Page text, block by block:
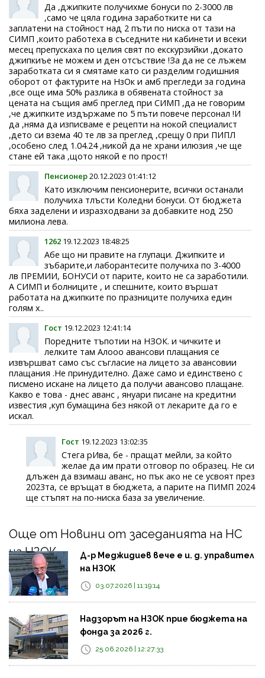
Да ,джипките получихме бонуси по 2-3000 лв
,само че цяла година заработките ни са
заплатени на стойност над 2 пъти по ниска от тази на
СИМП ,които работеха в съседните ни кабинети и всеки
месец препускаха по целия свят по екскурзийки ,докато
джипкиъе не можем и ден отсъствие !За да не се лъжем
заработката си я смятаме като си разделим годишния
оборот от фактурите на НзОк и амб прегледи за година
,все още има 50% разлика в обявената стойност за
цената на същия амб преглед при СИМП ,да не говорим
,че джипките издържаме по 5 пъти повече персонал !И
да ,няма да изписваме е рецепти на нокой специалист
,дето си взема 40 те лв за преглед ,срещу 0 при ПИПЛ
,особено след 1.04.24 ,никой да не храни илюзия ,че ще
стане ей така ,щото някой е по прост!
Пенсионер20.12.2023 01:41:12
Като изключим пенсионерите, всички останали
получиха тлъсти Коледни бонуси. От бюджета
бяха заделени и изразходвани за добавките нод 250
милиона лева.
1262 19.12.2023 18:48:25
Aбе що ни правите на глупаци. Джипките и
зъбарите,и лаборантесите получиха по 3-4000
лв ПРЕМИИ, БОНУСИ от парите, които не са заработили.
А СИМП и болниците , и спешните, които вършат
работата на джипките по празниците получиха един
голям х..
Гост 19.12.2023 12:41:14
Поредните тъпотии на НЗОК. и чичките и
лелките там Алооо авансови плащания се
извършват само със съгласие на лицето за авансовии
плащания .Не принудително. Даже само и единствено с
писмено искане на лицето да получи авансово плащане.
Какво е това - днес аванс , януари писане на кредитни
известия ,куп бумащина без някой от лекарите да го е
искал.
Гост 19.12.2023 13:02:35
Стега рИва, бе - пращат мейли, за който
желае да им прати отговор по образец. Не си
длъжен да взимаш аванс, но пък ако не се усвоят през
2023та, се връщат в бюджета, а парите на ПИМП 2024
ще стъпят на по-ниска база за увеличение.
Още от Новини от заседанията на НС
на НЗОК
Д-р Меджидиев вече е и. д. управител
на НЗОК
03.07.2026 | 11:19:14
Надзорът на НЗОК прие бюджета на
фонда за 2026 г.
25.06.2026 | 12:27:33